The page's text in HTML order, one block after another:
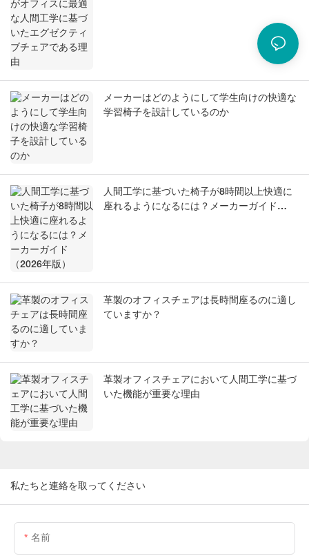
メーカーはどのようにして学生向けの快適な
学習椅子を設計しているのか
人間工学に基づいた椅子が8時間以上快適に
座れるようになるには？メーカーガイド
革製のオフィスチェアは長時間座るのに適し
ていますか？
革製オフィスチェアにおいて人間工学に基づ
いた機能が重要な理由
私たちと連絡を取ってください
名前